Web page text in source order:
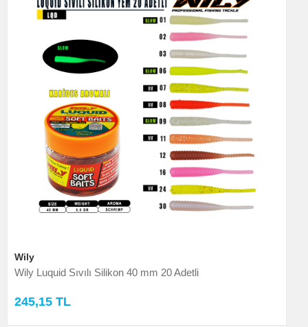
Wily
Wily Luquid Sıvılı Silikon 40 mm 20 Adetli
245,15 TL